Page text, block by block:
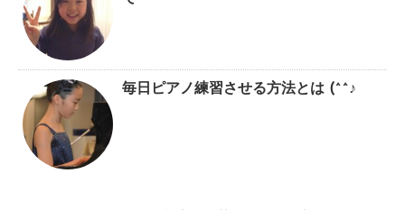
毎日ピアノ練習させる方法とは (^^♪